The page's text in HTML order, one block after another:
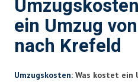
ein Umzug
nach Krefeld
Umzugskosten: Was kostet ein